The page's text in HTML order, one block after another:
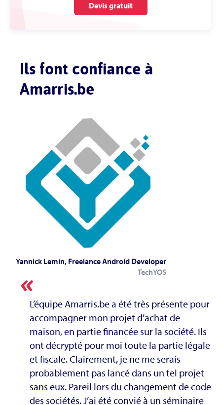
Devis gratuit
Ils font confiance à
Amarris.be
Yannick Lemin, Freelance Android Developer
TechYOS
L’équipe Amarris.be a été très présente pour
accompagner mon projet d’achat de
maison, en partie financée sur la société. Ils
ont décrypté pour moi toute la partie légale
et fiscale. Clairement, je ne me serais
probablement pas lancé dans un tel projet
sans eux. Pareil lors du changement de code
des sociétés. J’ai été convié à un séminaire